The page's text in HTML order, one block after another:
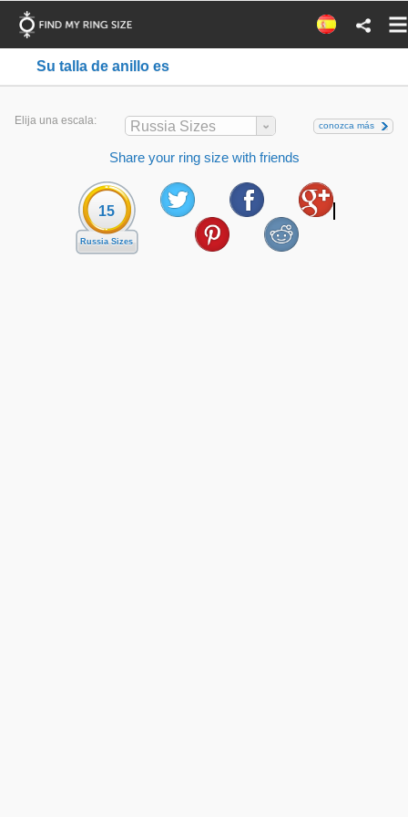
Su talla de anillo es
Elija una escala: Russia Sizes conozca más
Share your ring size with friends
15
Russia Sizes